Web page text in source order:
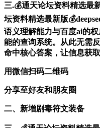
三.💰通天论坛资料精选最
坛资料精选最新版
语义理解能力与百度ai的
能的查询系统。从此无需
命中核心答案，让信息获
用微信扫码二维码
分享至好友和朋友圈
二、新增剧毒符文装备